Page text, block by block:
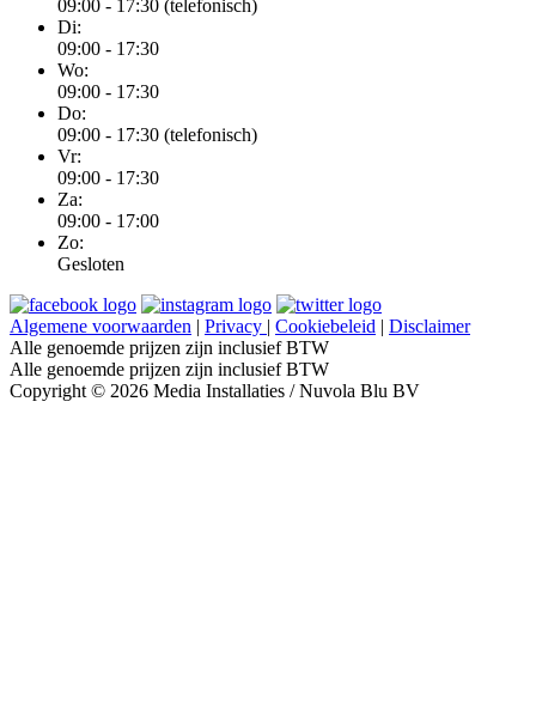
09:00 - 17:30 (telefonisch)
Di:
09:00 - 17:30
Wo:
09:00 - 17:30
Do:
09:00 - 17:30 (telefonisch)
Vr:
09:00 - 17:30
Za:
09:00 - 17:00
Zo:
Gesloten
Algemene voorwaarden | Privacy | Cookiebeleid | Disclaimer
Alle genoemde prijzen zijn inclusief BTW
Alle genoemde prijzen zijn inclusief BTW
Copyright © 2026 Media Installaties / Nuvola Blu BV